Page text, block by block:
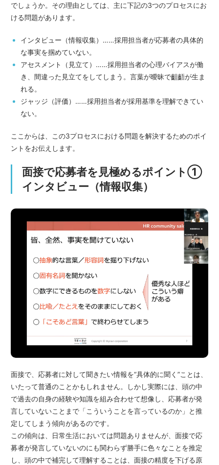
でしょうか。その理由としては、主に下記の3つのプロセスにお
ける問題があります。
インタビュー（情報収集）……採用担当者が応募者の具体的
な事実を掴めていない。
アセスメント（見立て）……採用担当者の心理バイアスが働
き、間違った見立てをしてしまう。言葉が曖昧で齟齬が生ま
れる。
ジャッジ（評価）……採用担当者が採用基準を理解できてい
ない。
ここからは、この3プロセスにおける問題を解決するためのポイ
ントをお伝えします。
面接で応募者を見極めるポイント①
インタビュー（情報収集）
面接で、応募者に対して聞きたい情報を“具体的に聞く”ことは、
いたって普通のことかもしれません。しかし実際には、頭の中
で過去の自身の経験や知識を組み合わせて想像し、応募者が発
言していないことまで「こういうことを言っているのか」と推
定してしまう傾向があるのです。
この傾向は、日常生活においては問題ありませんが、面接で応
募者が発言していないのにも関わらず勝手に色々なことを推定
し、頭の中で補完して理解することは、面接の精度を下げる原